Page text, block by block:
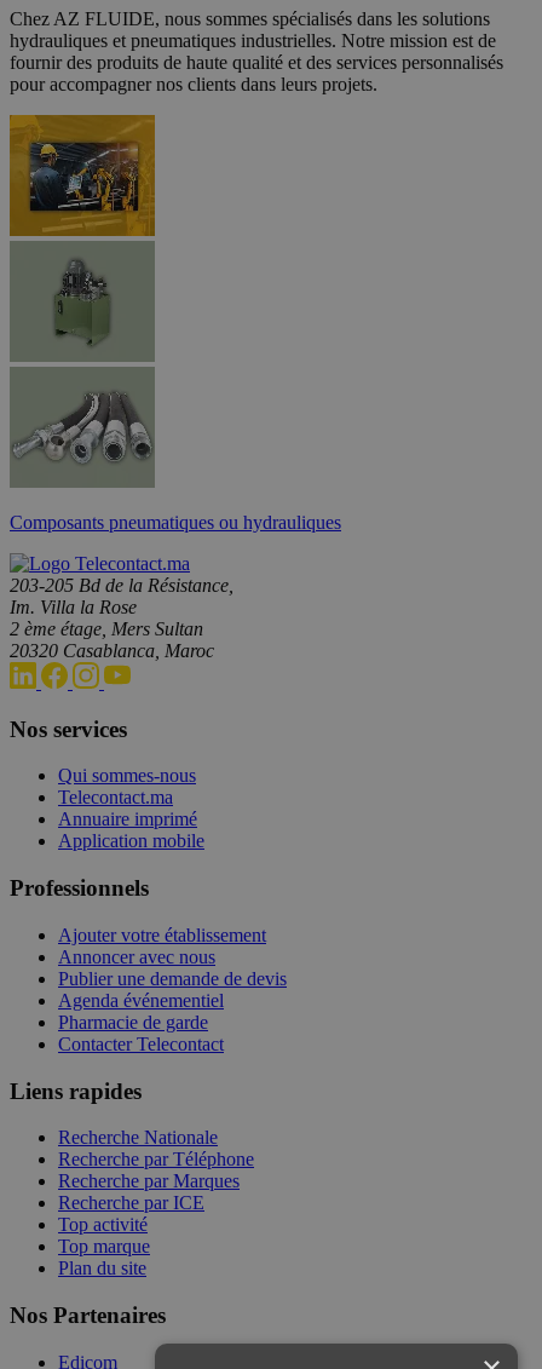
Chez AZ FLUIDE, nous sommes spécialisés dans les solutions
hydrauliques et pneumatiques industrielles. Notre mission est de
fournir des produits de haute qualité et des services personnalisés
pour accompagner nos clients dans leurs projets.
Composants pneumatiques ou hydrauliques
203-205 Bd de la Résistance,
Im. Villa la Rose
2 ème étage, Mers Sultan
20320 Casablanca, Maroc
Nos services
Qui sommes-nous
Telecontact.ma
Annuaire imprimé
Application mobile
Professionnels
Ajouter votre établissement
Annoncer avec nous
Publier une demande de devis
Agenda événementiel
Pharmacie de garde
Contacter Telecontact
Liens rapides
Recherche Nationale
Recherche par Téléphone
Recherche par Marques
Recherche par ICE
Top activité
Top marque
Plan du site
Nos Partenaires
Edicom